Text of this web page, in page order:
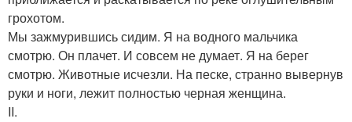
грохотом.
Мы зажмурившись сидим. Я на водного мальчика
смотрю. Он плачет. И совсем не думает. Я на берег
смотрю. Животные исчезли. На песке, странно вывернув
руки и ноги, лежит полностью черная женщина.
II.